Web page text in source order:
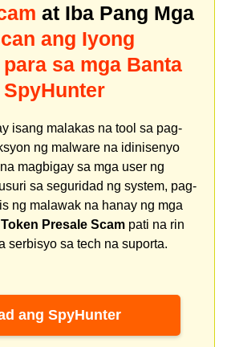
at Iba Pang Mga
ang Iyong
sa mga Banta
isang malakas na tool sa pag-
ng malware na idinisenyo
magbigay sa mga user ng
sa seguridad ng system, pag-
ng malawak na hanay ng mga
Presale Scam pati na rin
serbisyo sa tech na suporta.
ang SpyHunter